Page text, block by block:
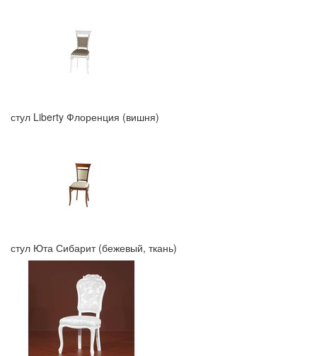
стул Liberty Флоренция (вишня)
стул Юта Сибарит (бежевый, ткань)